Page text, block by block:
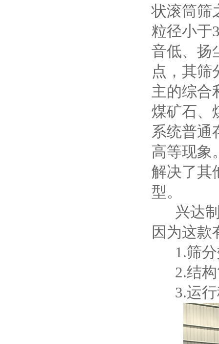
状滚筒筛
粒径小于
音低、扬
点，其筛
主的综合
煤矿石、
系统普通
高等现象
解决了其
型。
兴达制
因为这款
1.筛分
2.结构
3.运行